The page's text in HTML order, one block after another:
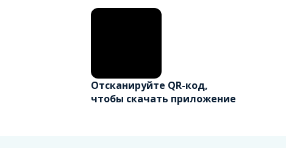
Отсканируйте QR-код,
чтобы скачать приложение